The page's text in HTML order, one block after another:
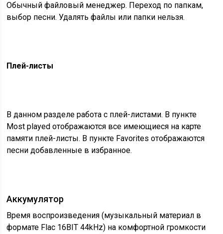
Обычный файловый менеджер. Переход по папкам,
выбор песни. Удалять файлы или папки нельзя.
Плей-листы
В данном разделе работа с плей-листами. В пункте
Most played отображаются все имеющиеся на карте
памяти плей-листы. В пункте Favorites отображаются
песни добавленные в избранное.
Аккумулятор
Время воспроизведения (музыкальный материал в
формате Flac 16BIT 44kHz) на комфортной громкости